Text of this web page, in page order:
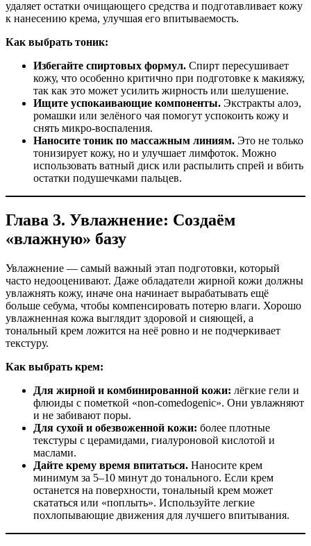
удаляет остатки очищающего средства и подготавливает кожу
к нанесению крема, улучшая его впитываемость.
Как выбрать тоник:
Избегайте спиртовых формул. Спирт пересушивает
кожу, что особенно критично при подготовке к макияжу,
так как это может усилить жирность или шелушение.
Ищите успокаивающие компоненты. Экстракты алоэ,
ромашки или зелёного чая помогут успокоить кожу и
снять микро-воспаления.
Наносите тоник по массажным линиям. Это не только
тонизирует кожу, но и улучшает лимфоток. Можно
использовать ватный диск или распылить спрей и вбить
остатки подушечками пальцев.
Глава 3. Увлажнение: Создаём
«влажную» базу
Увлажнение — самый важный этап подготовки, который
часто недооценивают. Даже обладатели жирной кожи должны
увлажнять кожу, иначе она начинает вырабатывать ещё
больше себума, чтобы компенсировать потерю влаги. Хорошо
увлажненная кожа выглядит здоровой и сияющей, а
тональный крем ложится на неё ровно и не подчеркивает
текстуру.
Как выбрать крем:
Для жирной и комбинированной кожи: лёгкие гели и
флюиды с пометкой «non-comedogenic». Они увлажняют
и не забивают поры.
Для сухой и обезвоженной кожи: более плотные
текстуры с церамидами, гиалуроновой кислотой и
маслами.
Дайте крему время впитаться. Наносите крем
минимум за 5–10 минут до тонального. Если крем
останется на поверхности, тональный крем может
скататься или «поплыть». Используйте легкие
похлопывающие движения для лучшего впитывания.